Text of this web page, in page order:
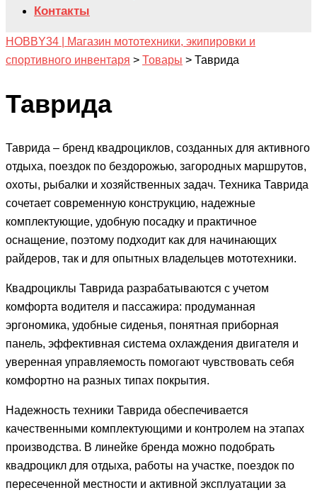
Контакты
HOBBY34 | Магазин мототехники, экипировки и
спортивного инвентаря > Товары > Таврида
Таврида
Таврида – бренд квадроциклов, созданных для активного
отдыха, поездок по бездорожью, загородных маршрутов,
охоты, рыбалки и хозяйственных задач. Техника Таврида
сочетает современную конструкцию, надежные
комплектующие, удобную посадку и практичное
оснащение, поэтому подходит как для начинающих
райдеров, так и для опытных владельцев мототехники.
Квадроциклы Таврида разрабатываются с учетом
комфорта водителя и пассажира: продуманная
эргономика, удобные сиденья, понятная приборная
панель, эффективная система охлаждения двигателя и
уверенная управляемость помогают чувствовать себя
комфортно на разных типах покрытия.
Надежность техники Таврида обеспечивается
качественными комплектующими и контролем на этапах
производства. В линейке бренда можно подобрать
квадроцикл для отдыха, работы на участке, поездок по
пересеченной местности и активной эксплуатации за